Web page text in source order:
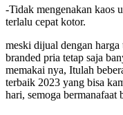
-Tidak mengenakan kaos
terlalu cepat kotor.
meski dijual dengan
branded pria tetap saja
memakai nya, Itulah
terbaik 2023 yang bisa
hari, semoga bermanafaat